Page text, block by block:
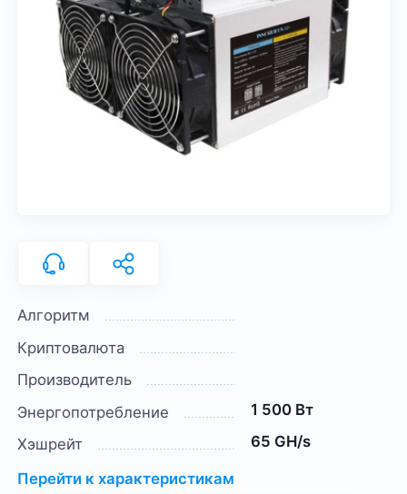
Алгоритм
Криптовалюта
Производитель
Энергопотребление
1 500 Вт
Хэшрейт
65 GH/s
Перейти к характеристикам